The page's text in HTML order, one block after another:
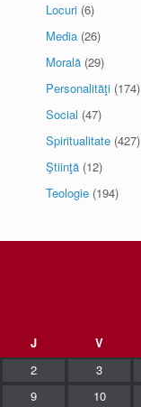
Locuri (6)
Media (26)
Morală (29)
Personalităţi (174)
Social (47)
Spiritualitate (427)
Ştiinţă (12)
Teologie (194)
J V
2 3
9 10